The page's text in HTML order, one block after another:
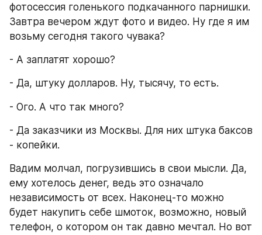
фотосессия голенького подкачанного парнишки.
Завтра вечером ждут фото и видео. Ну где я им
возьму сегодня такого чувака?
- А заплатят хорошо?
- Да, штуку долларов. Ну, тысячу, то есть.
- Ого. А что так много?
- Да заказчики из Москвы. Для них штука баксов
- копейки.
Вадим молчал, погрузившись в свои мысли. Да,
ему хотелось денег, ведь это означало
независимость от всех. Наконец-то можно
будет накупить себе шмоток, возможно, новый
телефон, о котором он так давно мечтал. Но вот